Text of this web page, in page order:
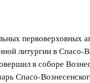
первоверховных
литургии в
в соборе
Спасо-